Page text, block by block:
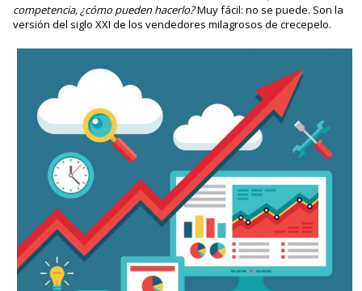
competencia, ¿cómo pueden hacerlo?Muy fácil: no se puede. Son la
versión del siglo XXI de los vendedores milagrosos de crecepelo.